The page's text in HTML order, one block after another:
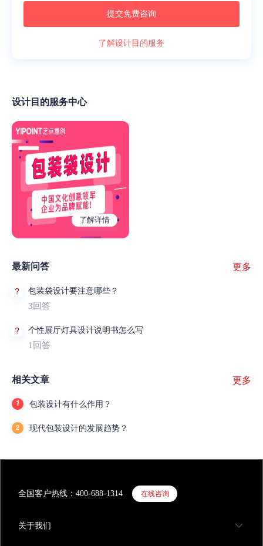
提交免费咨询
了解设计目的服务
设计目的服务中心
了解详情
最新问答 更多
包装袋设计要注意哪些？
3回答
个性展厅灯具设计说明书怎么写
1回答
相关文章 更多
包装设计有什么作用？
现代包装设计的发展趋势？
全国客户热线：400-688-1314 在线咨询
关于我们